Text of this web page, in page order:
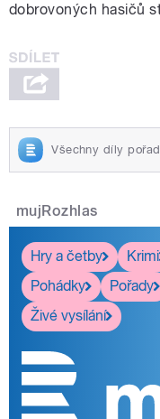
dobrovoných hasičů
Všechny díly
mujRozhlas
Hry a četby
Krimi
Pohádky
Pořady
Živé vysílání